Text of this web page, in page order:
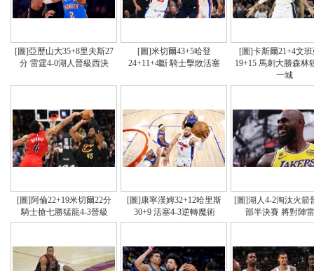
[圖]亞歷山大35+8里夫斯27
分 雷霆4-0湖人晉級西決
[圖]米切爾43+5哈登
24+11+4斷 騎士擊敗活塞
[圖]卡斯爾21+4文
19+15 馬刺大勝森林
一城
[圖]阿倫22+19米切爾22分
騎士搶七勝猛龍4-3晉級
[圖]康寧漢姆32+12哈里斯
30+9 活塞4-3逆轉魔術
[圖]湖人4-2淘汰火箭
部半決賽 將對陣